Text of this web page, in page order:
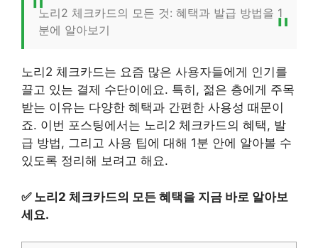
노리2 체크카드의 모든 것: 혜택과 발급 방법을 1
분에 알아보기
노리2 체크카드는 요즘 많은 사용자들에게 인기를
끌고 있는 결제 수단이에요. 특히, 젊은 층에게 주목
받는 이유는 다양한 혜택과 간편한 사용성 때문이
죠. 이번 포스팅에서는 노리2 체크카드의 혜택, 발
급 방법, 그리고 사용 팁에 대해 1분 안에 알아볼 수
있도록 정리해 보려고 해요.
✅ 노리2 체크카드의 모든 혜택을 지금 바로 알아보
세요.